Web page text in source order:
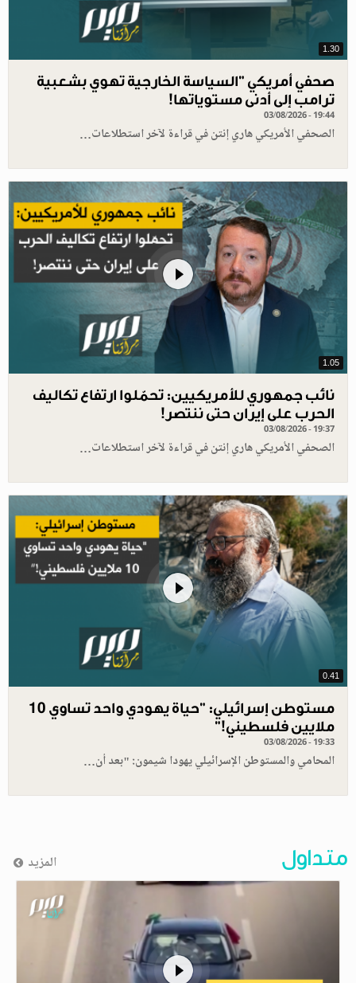
1.30
صحفي أمريكي "السياسة الخارجية تهوي بشعبية
ترامب إلى أدنى مستوياتها!
03/08/2026 - 19:44
الصحفي الأمريكي هاري إنتن في قراءة لآخر استطلاعات…
1.05
نائب جمهوري للأمريكيين: تحمّلوا ارتفاع تكاليف
الحرب على إيران حتى ننتصر!
03/08/2026 - 19:37
الصحفي الأمريكي هاري إنتن في قراءة لآخر استطلاعات…
0.41
مستوطن إسرائيلي: "حياة يهودي واحد تساوي 10
ملايين فلسطيني!”
03/08/2026 - 19:33
المحامي والمستوطن الإسرائيلي يهودا شيمون: "بعد أن…
متداول المزيد